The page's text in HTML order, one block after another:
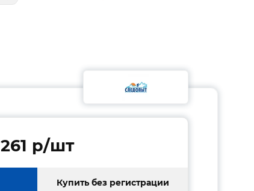
261 p/шт
Купить без регистрации